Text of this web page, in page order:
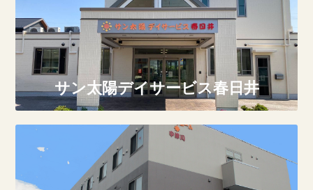
サン太陽デイサービス春日井